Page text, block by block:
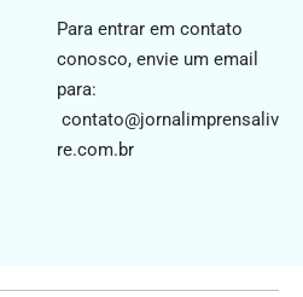
Para entrar em contato
conosco, envie um email
para:
contato@jornalimprensaliv
re.com.br